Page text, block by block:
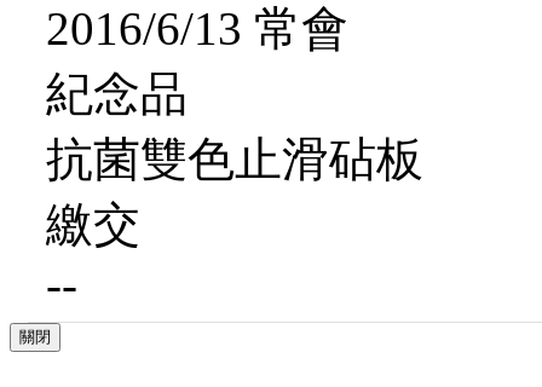
2016/6/13 常會
紀念品
抗菌雙色止滑砧板
繳交
--
關閉